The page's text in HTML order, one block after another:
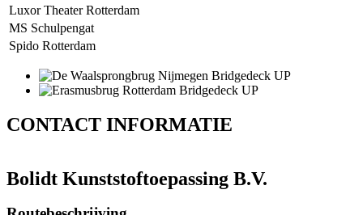
Luxor Theater Rotterdam
MS Schulpengat
Spido Rotterdam
CONTACT INFORMATIE
Bolidt Kunststoftoepassing B.V.